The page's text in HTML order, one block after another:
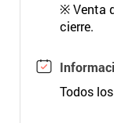
※ Venta
cierre.
Todos